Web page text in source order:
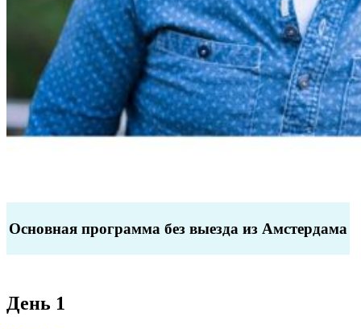
Основная программа без выезда из Амстердама
День 1